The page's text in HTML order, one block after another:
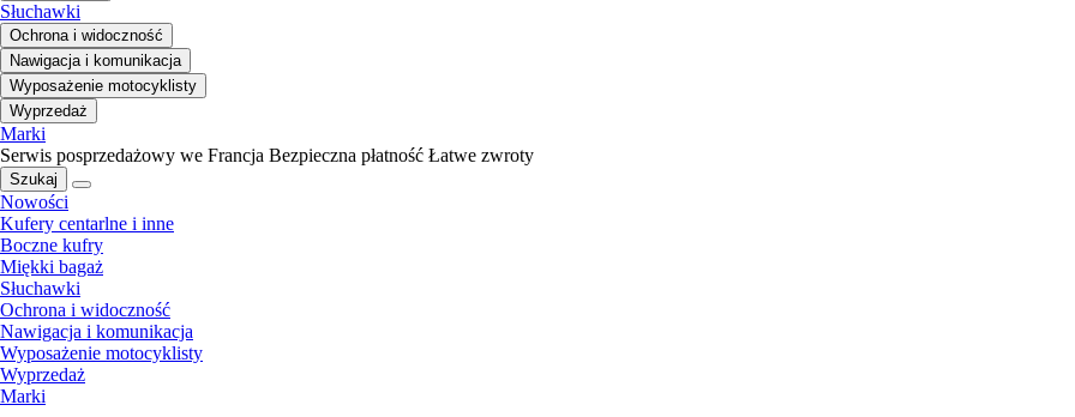
Słuchawki
Ochrona i widoczność
Nawigacja i komunikacja
Wyposażenie motocyklisty
Wyprzedaż
Marki
Serwis posprzedażowy we Francja Bezpieczna płatność Łatwe zwroty
Szukaj
Nowości
Kufery centarlne i inne
Boczne kufry
Miękki bagaż
Słuchawki
Ochrona i widoczność
Nawigacja i komunikacja
Wyposażenie motocyklisty
Wyprzedaż
Marki